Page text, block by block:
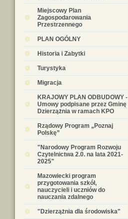
Miejscowy Plan
Zagospodarowania
Przestrzennego
PLAN OGÓLNY
Historia i Zabytki
Turystyka
Migracja
KRAJOWY PLAN ODBUDOWY -
Umowy podpisane przez Gminę
Dzierzążnia w ramach KPO
Rządowy Program „Poznaj
Polskę”
"Narodowy Program Rozwoju
Czytelnictwa 2.0. na lata 2021-
2025"
Mazowiecki program
przygotowania szkół,
nauczycieli i uczniów do
nauczania zdalnego
"Dzierzążnia dla środowiska"